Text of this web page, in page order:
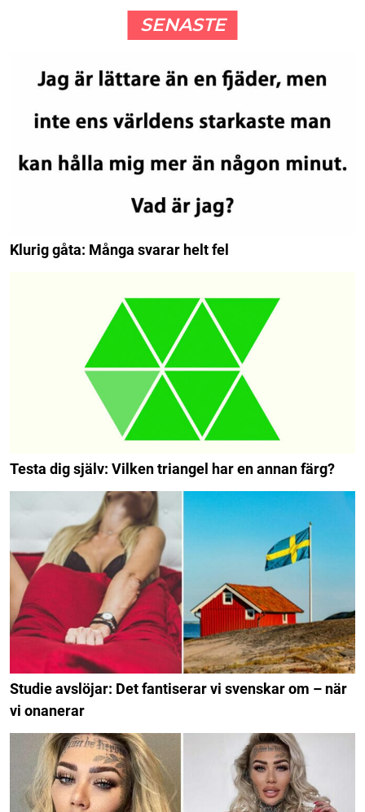
SENASTE
Klurig gåta: Många svarar helt fel
Testa dig själv: Vilken triangel har en annan färg?
Studie avslöjar: Det fantiserar vi svenskar om – när
vi onanerar